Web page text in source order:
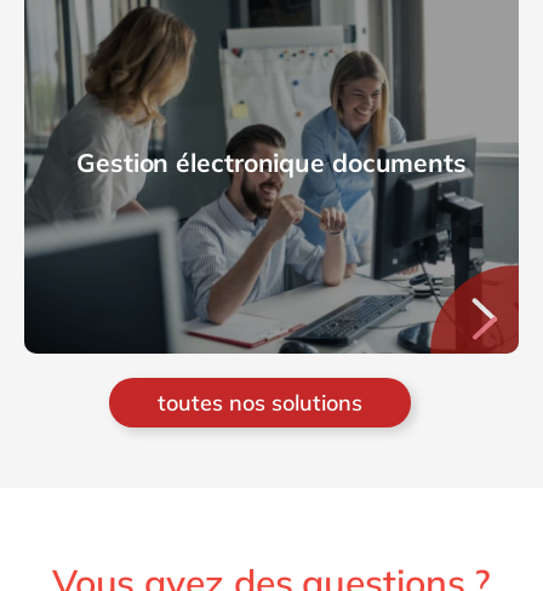
Gestion électronique documents
toutes nos solutions